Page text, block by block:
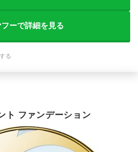
フーで詳細を見る
る
ト ファンデーション